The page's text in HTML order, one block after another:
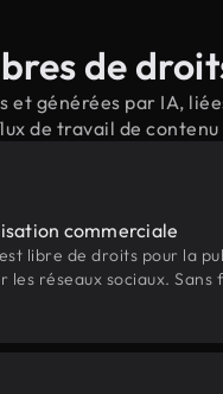
de
et générées par IA,
de travail de
commerciale
libre de droits pour la
les réseaux sociaux.